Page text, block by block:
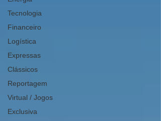
Tecnologia
Financeiro
Logística
Expressas
Clássicos
Reportagem
Virtual / Jogos
Exclusiva